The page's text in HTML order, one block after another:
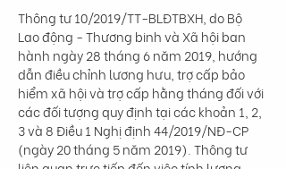
Thông tư 10/2019/TT-BLĐTBXH, do Bộ
Lao động - Thương binh và Xã hội ban
hành ngày 28 tháng 6 năm 2019, hướng
dẫn điều chỉnh lương hưu, trợ cấp bảo
hiểm xã hội và trợ cấp hằng tháng đối với
các đối tượng quy định tại các khoản 1, 2,
3 và 8 Điều 1 Nghị định 44/2019/NĐ-CP
(ngày 20 tháng 5 năm 2019). Thông tư